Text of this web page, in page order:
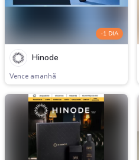
-1 DIA
Hinode
Vence amanh